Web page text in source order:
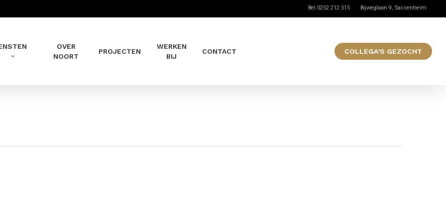
Bel 0252 212 515 Bijweglaan 9, Sassenheim
OVER
NOORT
PROJECTEN
WERKEN
BIJ
CONTACT COLLEGA’S GEZOCHT